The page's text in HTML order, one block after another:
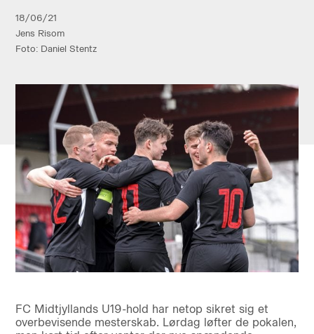
18/06/21
Jens Risom
Foto: Daniel Stentz
FC Midtjyllands U19-hold har netop sikret sig et
overbevisende mesterskab. Lørdag løfter de pokalen,